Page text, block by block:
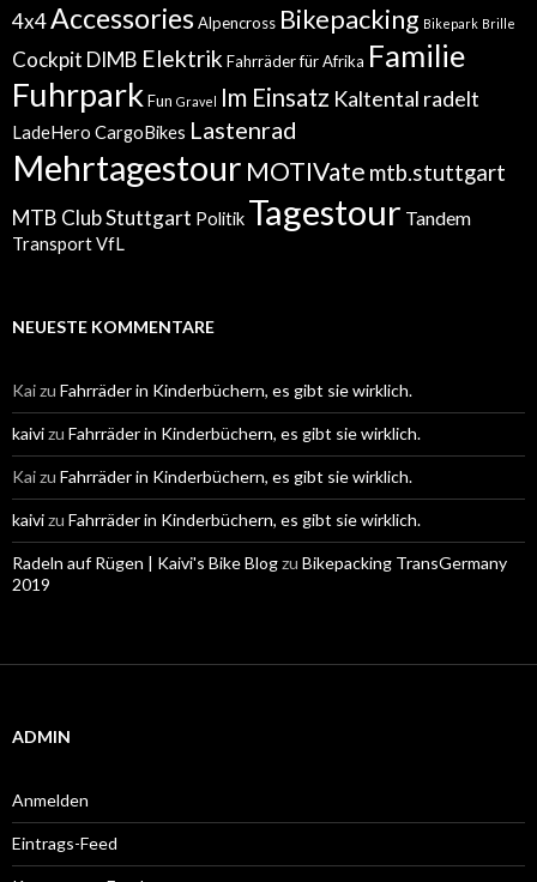
4x4AccessoriesAlpencross Bikepacking Bikepark Brille
Cockpit DIMB Elektrik Fahrräder für Afrika Familie
FuhrparkFun Gravel Im Einsatz Kaltental radelt
LadeHero CargoBikes Lastenrad
Mehrtagestour MOTIVate mtb.stuttgart
MTB Club Stuttgart Politik Tagestour Tandem
TransportVfL
NEUESTE KOMMENTARE
Kaizu Fahrräder in Kinderbüchern, es gibt sie wirklich.
kaivizu Fahrräder in Kinderbüchern, es gibt sie wirklich.
Kaizu Fahrräder in Kinderbüchern, es gibt sie wirklich.
kaivizu Fahrräder in Kinderbüchern, es gibt sie wirklich.
Radeln auf Rügen | Kaivi's Bike Blogzu Bikepacking TransGermany
2019
ADMIN
Anmelden
Eintrags-Feed